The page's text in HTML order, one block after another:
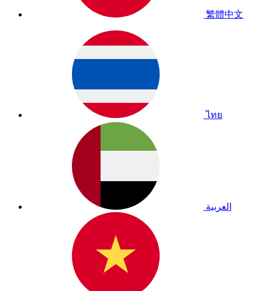
繁體中文
ไทย
العربية